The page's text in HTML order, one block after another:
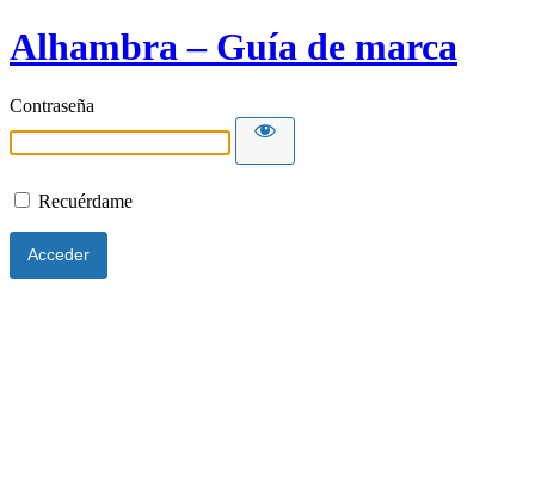
Alhambra – Guía de marca
Contraseña
Recuérdame